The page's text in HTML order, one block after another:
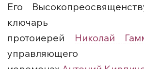
Его
ключарь
протоиерей Николай
управляющего